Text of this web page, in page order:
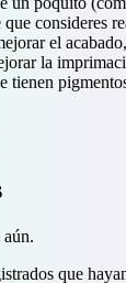
que consideres
el
la
que